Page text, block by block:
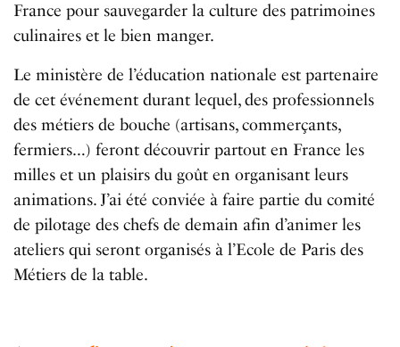
France pour sauvegarder la culture des patrimoines
culinaires et le bien manger.
Le ministère de l’éducation nationale est partenaire
de cet événement durant lequel, des professionnels
des métiers de bouche (artisans, commerçants,
fermiers…) feront découvrir partout en France les
milles et un plaisirs du goût en organisant leurs
animations. J’ai été conviée à faire partie du comité
de pilotage des chefs de demain afin d’animer les
ateliers qui seront organisés à l’Ecole de Paris des
Métiers de la table.